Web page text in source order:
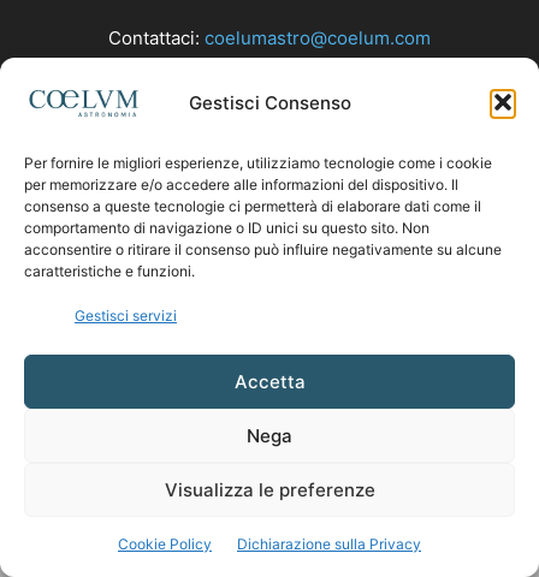
Gestisci Consenso
Per fornire le migliori esperienze, utilizziamo tecnologie come i cookie
per memorizzare e/o accedere alle informazioni del dispositivo. Il
consenso a queste tecnologie ci permetterà di elaborare dati come il
comportamento di navigazione o ID unici su questo sito. Non
acconsentire o ritirare il consenso può influire negativamente su alcune
caratteristiche e funzioni.
Gestisci servizi
Accetta
Nega
Visualizza le preferenze
Cookie Policy Dichiarazione sulla Privacy
Contattaci: coelumastro@coelum.com
SEGUICI